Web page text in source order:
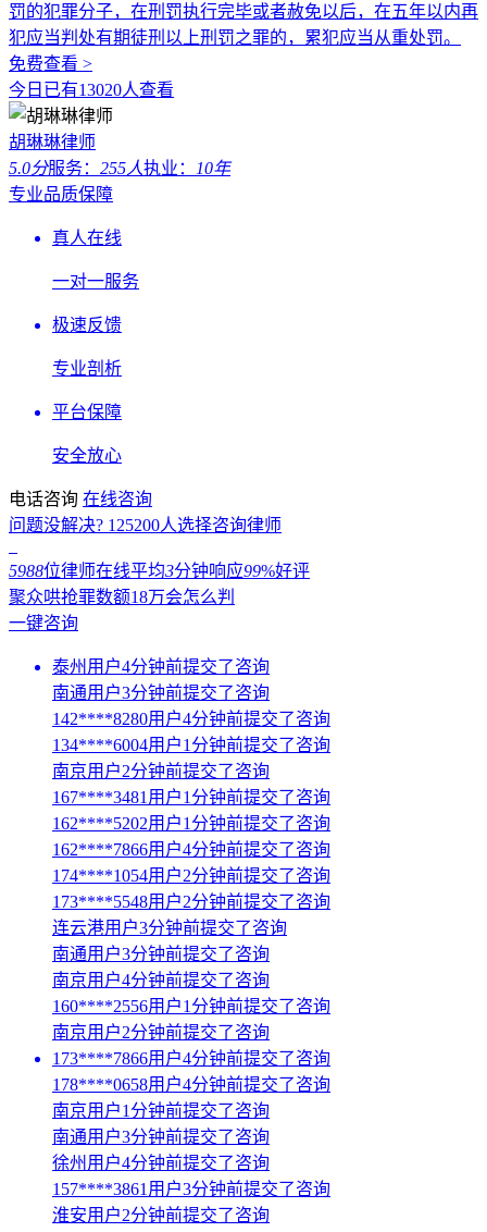
罚的犯罪分子，在刑罚执行完毕或者赦免以后，在五年以内再
犯应当判处有期徒刑以上刑罚之罪的，累犯应当从重处罚。
免费查看 >
今日已有13020人查看
胡琳琳律师
5.0分服务： 255人执业：
10年
专业品质保障
真人在线
一对一服务
极速反馈
专业剖析
平台保障
安全放心
电话咨询 在线咨询
问题没解决? 125200人选择咨询律师
5988位律师在线平均3分钟响应99%好评
聚众哄抢罪数额18万会怎么判
一键咨询
泰州用户4分钟前提交了咨询
南通用户3分钟前提交了咨询
142****8280用户4分钟前提交了咨询
134****6004用户1分钟前提交了咨询
南京用户2分钟前提交了咨询
167****3481用户1分钟前提交了咨询
162****5202用户1分钟前提交了咨询
162****7866用户4分钟前提交了咨询
174****1054用户2分钟前提交了咨询
173****5548用户2分钟前提交了咨询
连云港用户3分钟前提交了咨询
南通用户3分钟前提交了咨询
南京用户4分钟前提交了咨询
160****2556用户1分钟前提交了咨询
南京用户2分钟前提交了咨询
173****7866用户4分钟前提交了咨询
178****0658用户4分钟前提交了咨询
南京用户1分钟前提交了咨询
南通用户3分钟前提交了咨询
徐州用户4分钟前提交了咨询
157****3861用户3分钟前提交了咨询
淮安用户2分钟前提交了咨询